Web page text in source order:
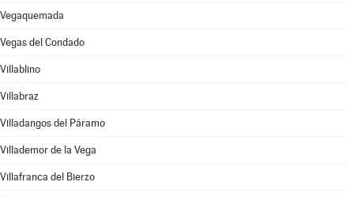
Vegaquemada
Vegas del Condado
Villablino
Villabraz
Villadangos del Páramo
Villademor de la Vega
Villafranca del Bierzo